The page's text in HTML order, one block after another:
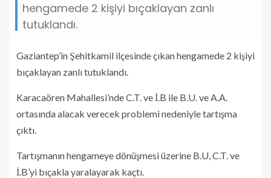
hengamede 2 kişiyi bıçaklayan zanlı
tutuklandı.
Gaziantep’in Şehitkamil ilçesinde çıkan hengamede 2 kişiyi
bıçaklayan zanlı tutuklandı.
Karacaören Mahallesi’nde C.T. ve İ.B ile B.U. ve A.A.
ortasında alacak verecek problemi nedeniyle tartışma
çıktı.
Tartışmanın hengameye dönüşmesi üzerine B.U, C.T. ve
İ.B’yi bıçakla yaralayarak kaçtı.